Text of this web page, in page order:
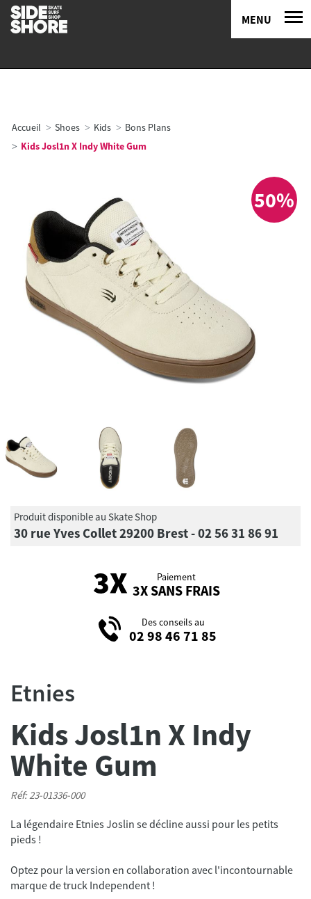
MENU
Accueil Shoes Kids
Bons Plans
Kids Josl1n X Indy White Gum
50%
Produit disponible au Skate Shop
30 rue Yves Collet 29200 Brest - 02 56 31 86 91
Paiement
3X SANS FRAIS
Des conseils au
02 98 46 71 85
Etnies
Kids Josl1n X Indy
White Gum
Réf: 23-01336-000
La légendaire Etnies Joslin se décline aussi pour les petits
pieds !
Optez pour la version en collaboration avec l'incontournable
marque de truck Independent !